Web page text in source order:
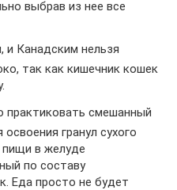
выбрав из нее все
Канадским нельзя
так как кишечник кошек
практиковать смешанный
гранул сухого
пищи в желуде
по составу
Еда просто не будет